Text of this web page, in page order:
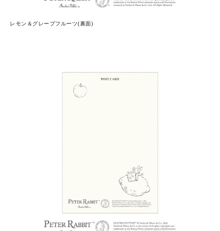
レモン＆グレープフルーツ(裏面)